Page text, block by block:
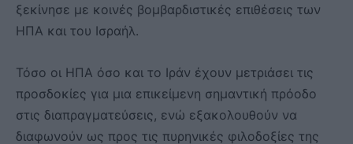
ξεκίνησε με κοινές βομβαρδιστικές επιθέσεις των
ΗΠΑ και του Ισραήλ.
Τόσο οι ΗΠΑ όσο και το Ιράν έχουν μετριάσει τις
προσδοκίες για μια επικείμενη σημαντική πρόοδο
στις διαπραγματεύσεις, ενώ εξακολουθούν να
διαφωνούν ως προς τις πυρηνικές φιλοδοξίες της